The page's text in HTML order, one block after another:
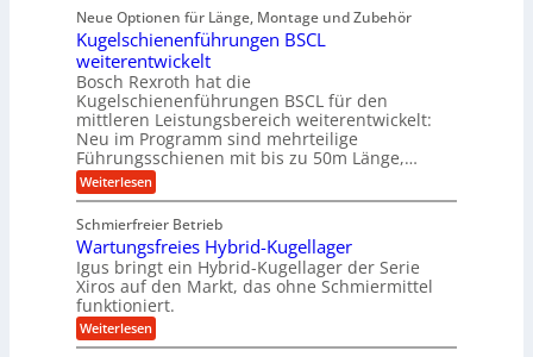
r
r
a
u
e
U
m
g
b
u
n
g
e
n
n
g
a
n
g
t
e
l
l
e
n
u
n
g
f
ü
r
R
a
p
i
d
a
-
M
a
r
A
u
t
o
m
o
t
i
v
e
n
d
M
a
s
c
h
i
g
i
t
a
l
e
r
W
e
r
k
z
e
u
g
k
r
e
i
s
Neue Optionen für Länge, Montage und Zubehör
Kugelschienenführungen BSCL
weiterentwickelt
Bosch Rexroth hat die
Kugelschienenführungen BSCL für den
mittleren Leistungsbereich weiterentwickelt:
Neu im Programm sind mehrteilige
Führungsschienen mit bis zu 50m Länge,…
Weiterlesen:
K
g
e
l
s
c
h
i
e
Schmierfreier Betrieb
Wartungsfreies Hybrid-Kugellager
Igus bringt ein Hybrid-Kugellager der Serie
Xiros auf den Markt, das ohne Schmiermittel
funktioniert.
Weiterlesen:
W